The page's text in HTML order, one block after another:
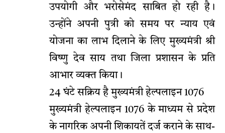
उपयोगी और भरोसेमंद साबित हो रही है।
उन्होंने अपनी पुत्री को समय पर न्याय एवं
योजना का लाभ दिलाने के लिए मुख्यमंत्री श्री
विष्णु देव साय तथा जिला प्रशासन के प्रति
आभार व्यक्त किया।
24 घंटे सक्रिय है मुख्यमंत्री हेल्पलाइन 1076
मुख्यमंत्री हेल्पलाइन 1076 के माध्यम से प्रदेश
के नागरिक अपनी शिकायतें दर्ज कराने के साथ-